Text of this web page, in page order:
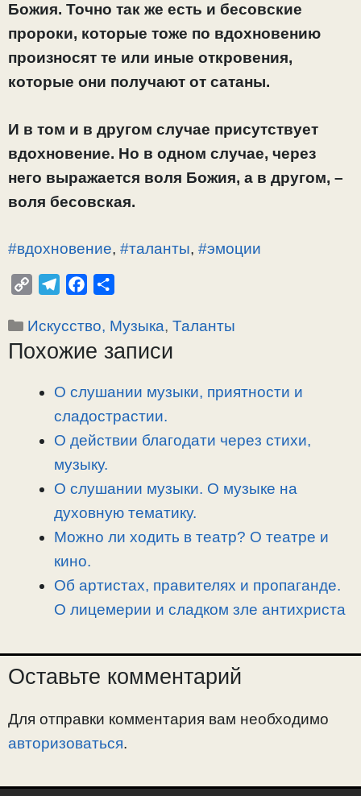
Божия. Точно так же есть и бесовские
пророки, которые тоже по вдохновению
произносят те или иные откровения,
которые они получают от сатаны.
И в том и в другом случае присутствует
вдохновение. Но в одном случае, через
него выражается воля Божия, а в другом, –
воля бесовская.
#вдохновение, #таланты, #эмоции
p
y
l
e
r
c
e
o
п
р
в
Рубрики
Искусство, Музыка,Таланты
Похожие записи
О слушании музыки, приятности и
сладострастии.
О действии благодати через стихи,
музыку.
О слушании музыки. О музыке на
духовную тематику.
Можно ли ходить в театр? О театре и
кино.
Об артистах, правителях и пропаганде.
О лицемерии и сладком зле антихриста
Оставьте комментарий
Для отправки комментария вам необходимо
авторизоваться.